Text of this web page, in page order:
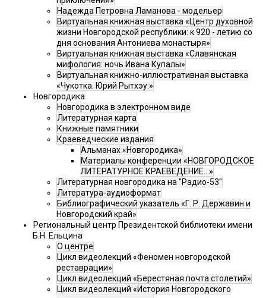
Надежда Петровна Ламанова - модельер
Виртуальная книжная выставка «Центр духовной
жизни Новгородской республики: к 920 - летию со
дня основания Антониева монастыря»
Виртуальная книжная выставка «Славянская
мифология: ночь Ивана Купалы»
Виртуальная книжно-иллюстративная выставка
«Чукотка. Юрий Рытхэу.»
Новгородика
Новгородика в электронном виде
Литературная карта
Книжные памятники
Краеведческие издания
Альманах «Новгородика»
Материалы конференции «НОВГОРОДСКОЕ
ЛИТЕРАТУРНОЕ КРАЕВЕДЕНИЕ...»
Литературная новгородика на "Радио-53"
Литература-аудиоформат
Библиографический указатель «Г. Р. Державин и
Новгородский край»
Региональный центр Президентской библиотеки имени
Б.Н. Ельцина
О центре
Цикл видеолекций «Феномен новгородской
реставрации»
Цикл видеолекций «Берестяная почта столетий»
Цикл видеолекций «История Новгородского